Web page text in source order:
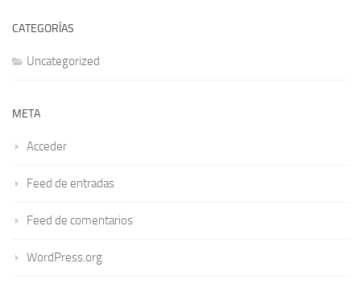
CATEGORÍAS
Uncategorized
META
Acceder
Feed de entradas
Feed de comentarios
WordPress.org